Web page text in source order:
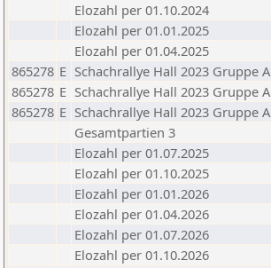
Elozahl per 01.10.2024
Elozahl per 01.01.2025
Elozahl per 01.04.2025
865278 E Schachrallye Hall 2023 Gruppe A
865278 E Schachrallye Hall 2023 Gruppe A
865278 E Schachrallye Hall 2023 Gruppe A
Gesamtpartien 3
Elozahl per 01.07.2025
Elozahl per 01.10.2025
Elozahl per 01.01.2026
Elozahl per 01.04.2026
Elozahl per 01.07.2026
Elozahl per 01.10.2026